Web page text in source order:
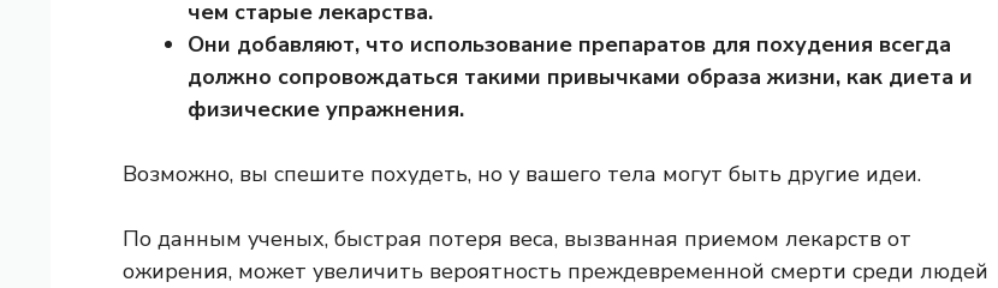
чем старые лекарства.
Они добавляют, что использование препаратов для похудения всегда
должно сопровождаться такими привычками образа жизни, как диета и
физические упражнения.
Возможно, вы спешите похудеть, но у вашего тела могут быть другие идеи.
По данным ученых, быстрая потеря веса, вызванная приемом лекарств от
ожирения, может увеличить вероятность преждевременной смерти среди людей